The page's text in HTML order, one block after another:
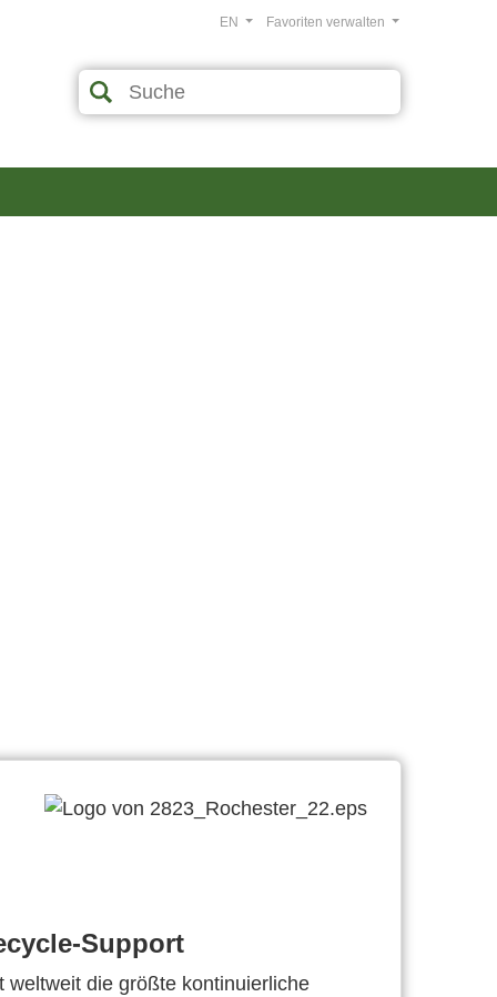
Favoriten verwalten
EN
Support
weltweit die größte kontinuierliche